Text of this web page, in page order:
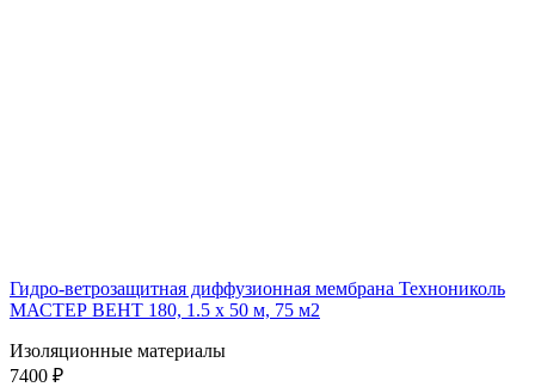
Гидро-ветрозащитная диффузионная мембрана Технониколь
МАСТЕР ВЕНТ 180, 1.5 x 50 м, 75 м2
Изоляционные материалы
7400 ₽